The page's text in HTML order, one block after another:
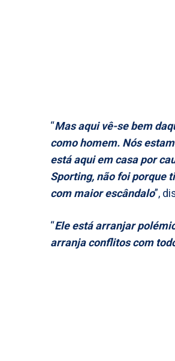
“Mas aqui vê-se bem
como homem. Nós
está aqui em casa por
Sporting, não foi porque
com maior escândalo”,
“Ele está arranjar
arranja conflitos com